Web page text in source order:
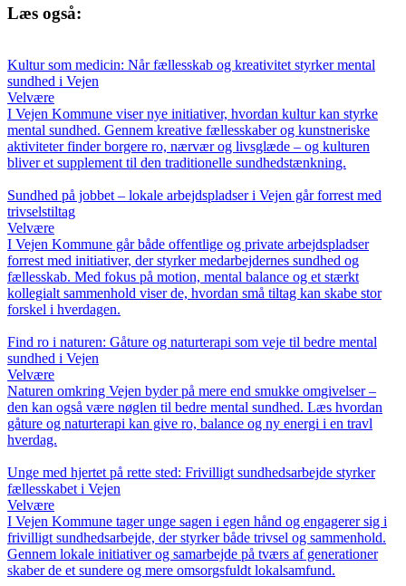
Læs også:
Kultur som medicin: Når fællesskab og kreativitet styrker mental
sundhed i Vejen
Velvære
I Vejen Kommune viser nye initiativer, hvordan kultur kan styrke
mental sundhed. Gennem kreative fællesskaber og kunstneriske
aktiviteter finder borgere ro, nærvær og livsglæde – og kulturen
bliver et supplement til den traditionelle sundhedstænkning.
Sundhed på jobbet – lokale arbejdspladser i Vejen går forrest med
trivselstiltag
Velvære
I Vejen Kommune går både offentlige og private arbejdspladser
forrest med initiativer, der styrker medarbejdernes sundhed og
fællesskab. Med fokus på motion, mental balance og et stærkt
kollegialt sammenhold viser de, hvordan små tiltag kan skabe stor
forskel i hverdagen.
Find ro i naturen: Gåture og naturterapi som veje til bedre mental
sundhed i Vejen
Velvære
Naturen omkring Vejen byder på mere end smukke omgivelser –
den kan også være nøglen til bedre mental sundhed. Læs hvordan
gåture og naturterapi kan give ro, balance og ny energi i en travl
hverdag.
Unge med hjertet på rette sted: Frivilligt sundhedsarbejde styrker
fællesskabet i Vejen
Velvære
I Vejen Kommune tager unge sagen i egen hånd og engagerer sig i
frivilligt sundhedsarbejde, der styrker både trivsel og sammenhold.
Gennem lokale initiativer og samarbejde på tværs af generationer
skaber de et sundere og mere omsorgsfuldt lokalsamfund.